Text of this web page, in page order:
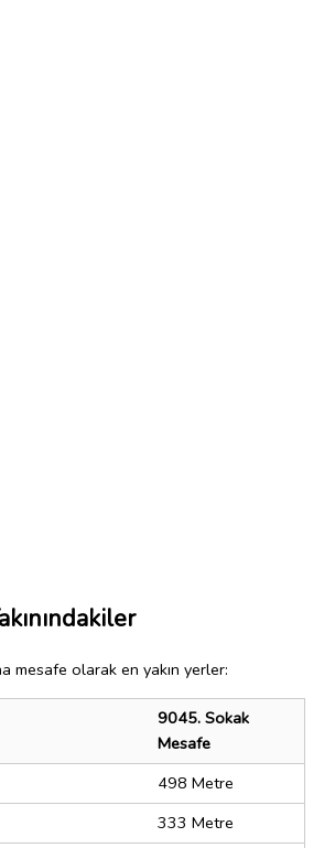
mesafe olarak en yakın yerler:
9045. Sokak
Mesafe
498 Metre
333 Metre